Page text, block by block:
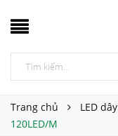
Trang chủ LED dây
120LED/M